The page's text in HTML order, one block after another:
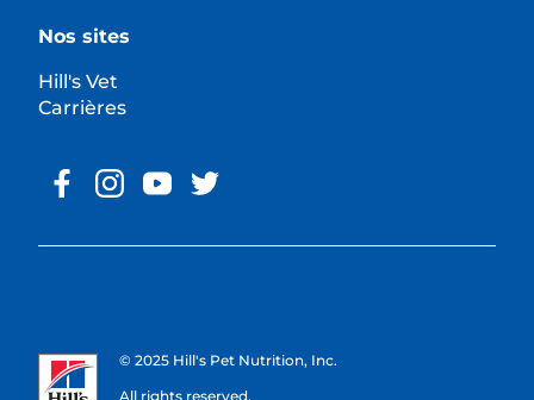
Nos sites
Hill's Vet
Carrières
© 2025 Hill's Pet Nutrition, Inc.
All rights reserved.